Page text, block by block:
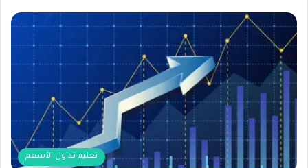
تعليم تداول الأسهم